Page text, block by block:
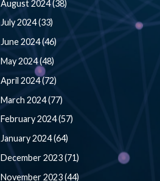
August 2024 (38)
July 2024 (33)
June 2024 (46)
May 2024 (48)
April 2024 (72)
March 2024 (77)
February 2024 (57)
January 2024 (64)
December 2023 (71)
November 2023 (44)